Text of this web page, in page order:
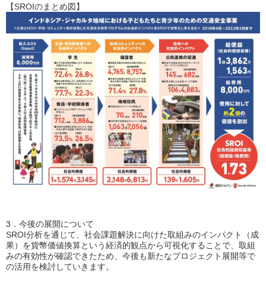
【SROIのまとめ図】
3．今後の展開について
SROI分析を通じて、社会課題解決に向けた取組みのインパクト（成
果）を貨幣価値換算という経済的観点から可視化することで、取組
みの有効性が確認できたため、今後も新たなプロジェクト展開等で
の活用を検討していきます。